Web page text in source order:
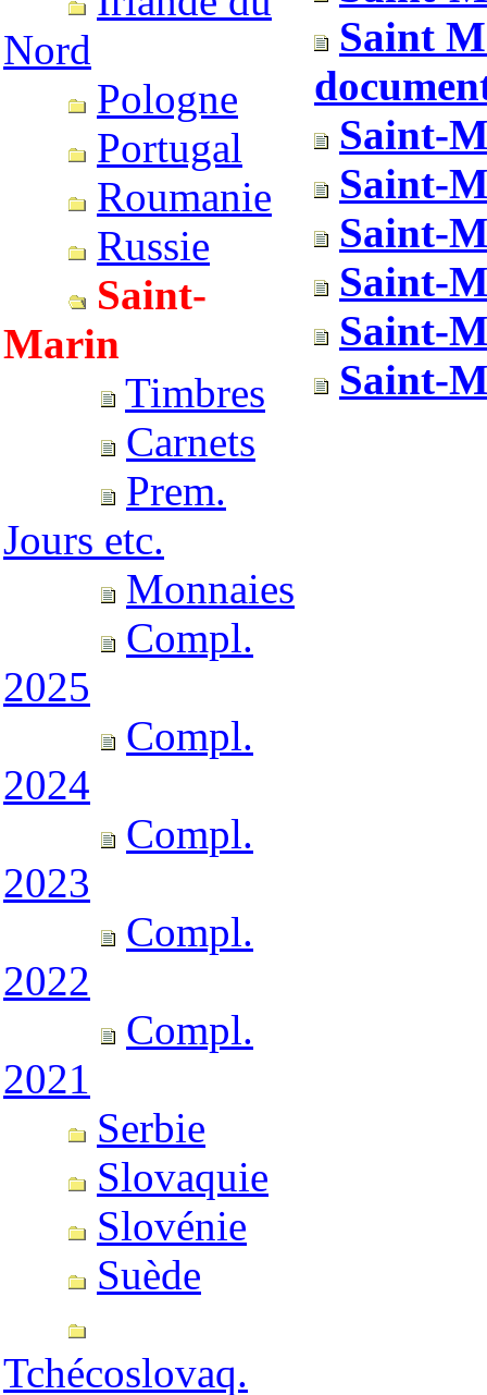
Nord
Pologne
Portugal
Roumanie
Russie
Saint-
Marin
Timbres
Carnets
Prem.
Jours etc.
Monnaies
Compl.
2025
Compl.
2024
Compl.
2023
Compl.
2022
Compl.
2021
Serbie
Slovaquie
Slovénie
Suède
Tchécoslovaq.
Saint
Saint-
Saint-
Saint-
Saint-
Saint-
Saint-